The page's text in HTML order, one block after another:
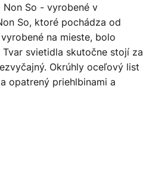
Non So - vyrobené v
So, ktoré pochádza od
na mieste, bolo
svietidla skutočne stojí za
Okrúhly oceľový list
opatrený priehlbinami a
kus papiera alebo
dovnútra, pretože pod ním sa
čiastočne priame, čiastočne
efekt a odraz vytvára